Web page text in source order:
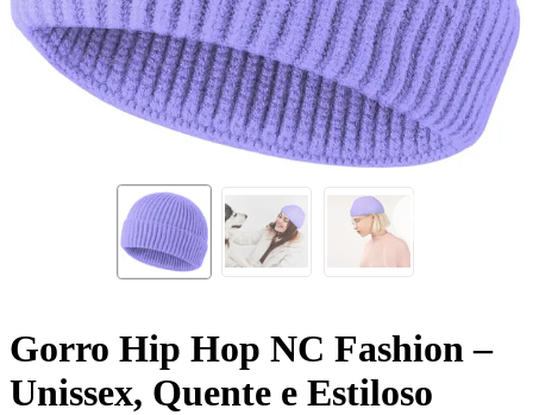
Gorro Hip Hop NC Fashion –
Unissex, Quente e Estiloso